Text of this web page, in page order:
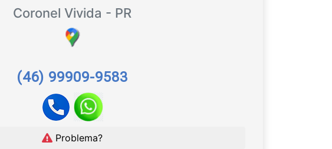
Coronel Vivida - PR
(46) 99909-9583
Problema?